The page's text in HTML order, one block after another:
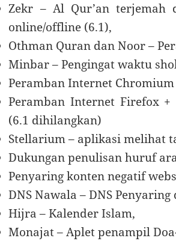
Zekr – Al Qur’an
online/offline (6.1),
Othman Quran dan Noor –
Minbar – Pengingat waktu
Peramban Internet Chromium
Peramban Internet Firefox
(6.1 dihilangkan)
Stellarium – aplikasi melihat
Dukungan penulisan huruf
Penyaring konten negatif
DNS Nawala – DNS
Hijra – Kalender Islam,
Monajat – Aplet penampil